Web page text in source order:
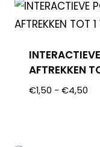
AFTREKKEN
€1,50 - €4,50